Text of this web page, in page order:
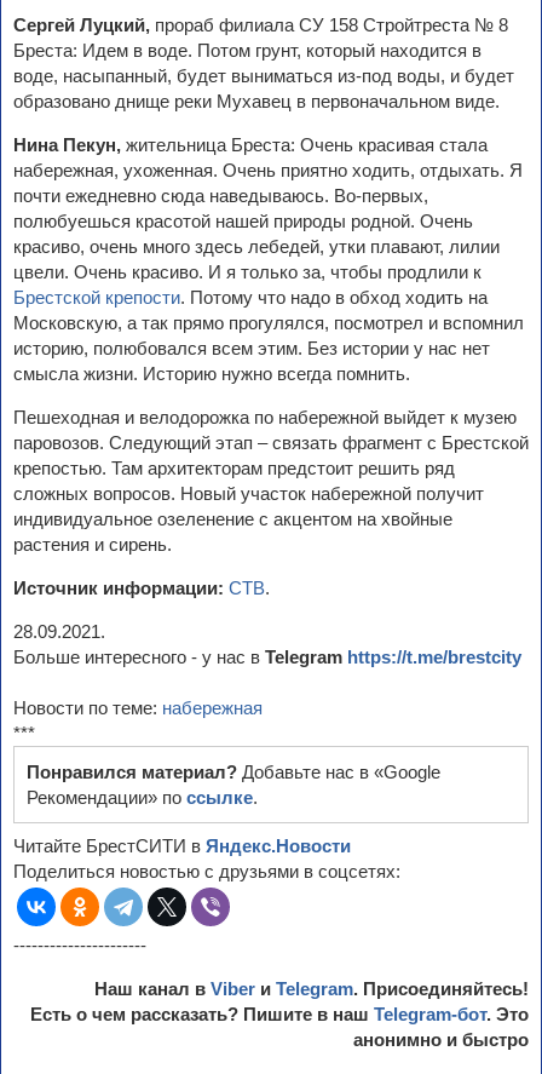
Сергей Луцкий, прораб филиала СУ 158 Стройтреста № 8
Бреста: Идем в воде. Потом грунт, который находится в
воде, насыпанный, будет выниматься из-под воды, и будет
образовано днище реки Мухавец в первоначальном виде.
Нина Пекун, жительница Бреста: Очень красивая стала
набережная, ухоженная. Очень приятно ходить, отдыхать. Я
почти ежедневно сюда наведываюсь. Во-первых,
полюбуешься красотой нашей природы родной. Очень
красиво, очень много здесь лебедей, утки плавают, лилии
цвели. Очень красиво. И я только за, чтобы продлили к
Брестской крепости. Потому что надо в обход ходить на
Московскую, а так прямо прогулялся, посмотрел и вспомнил
историю, полюбовался всем этим. Без истории у нас нет
смысла жизни. Историю нужно всегда помнить.
Пешеходная и велодорожка по набережной выйдет к музею
паровозов. Следующий этап – связать фрагмент с Брестской
крепостью. Там архитекторам предстоит решить ряд
сложных вопросов. Новый участок набережной получит
индивидуальное озеленение с акцентом на хвойные
растения и сирень.
Источник информации: СТВ.
28.09.2021.
Больше интересного - у нас в Telegram https://t.me/brestcity
Новости по теме: набережная
***
Понравился материал? Добавьте нас в «Google
Рекомендации» по ссылке.
Читайте БрестСИТИ в Яндекс.Новости
Поделиться новостью с друзьями в соцсетях:
----------------------
Наш канал в Viber и Telegram. Присоединяйтесь!
Есть о чем рассказать? Пишите в наш Telegram-бот. Это
анонимно и быстро